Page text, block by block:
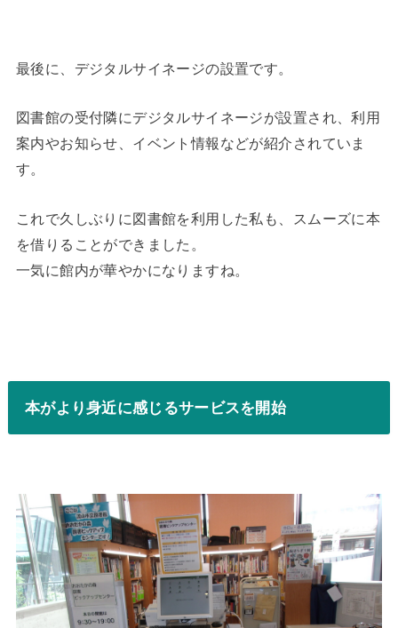
最後に、デジタルサイネージの設置です。
図書館の受付隣にデジタルサイネージが設置され、利用
案内やお知らせ、イベント情報などが紹介されていま
す。
これで久しぶりに図書館を利用した私も、スムーズに本
を借りることができました。
一気に館内が華やかになりますね。
本がより身近に感じるサービスを開始